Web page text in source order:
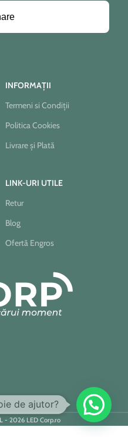
INFORMAȚII
Termeni si Condiții
Politica Cookies
Livrare și Plată
LINK-URI UTILE
Retur
Blog
Ofertă Engros
- 2026 LED Corp.ro
de ajutor?